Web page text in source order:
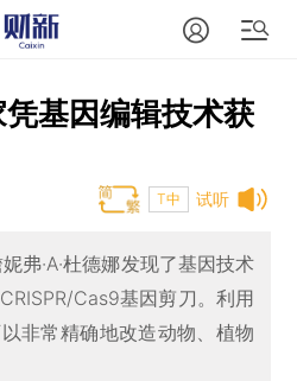
基因编辑技术获
试听
T中
弗·A·杜德娜发现了基因技术
Cas9基因剪刀。利用
非常精确地改造动物、植物